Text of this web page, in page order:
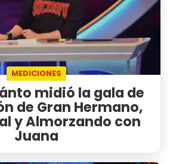
MEDICIONES
midió la gala de
de Gran Hermano,
y Almorzando con
Juana